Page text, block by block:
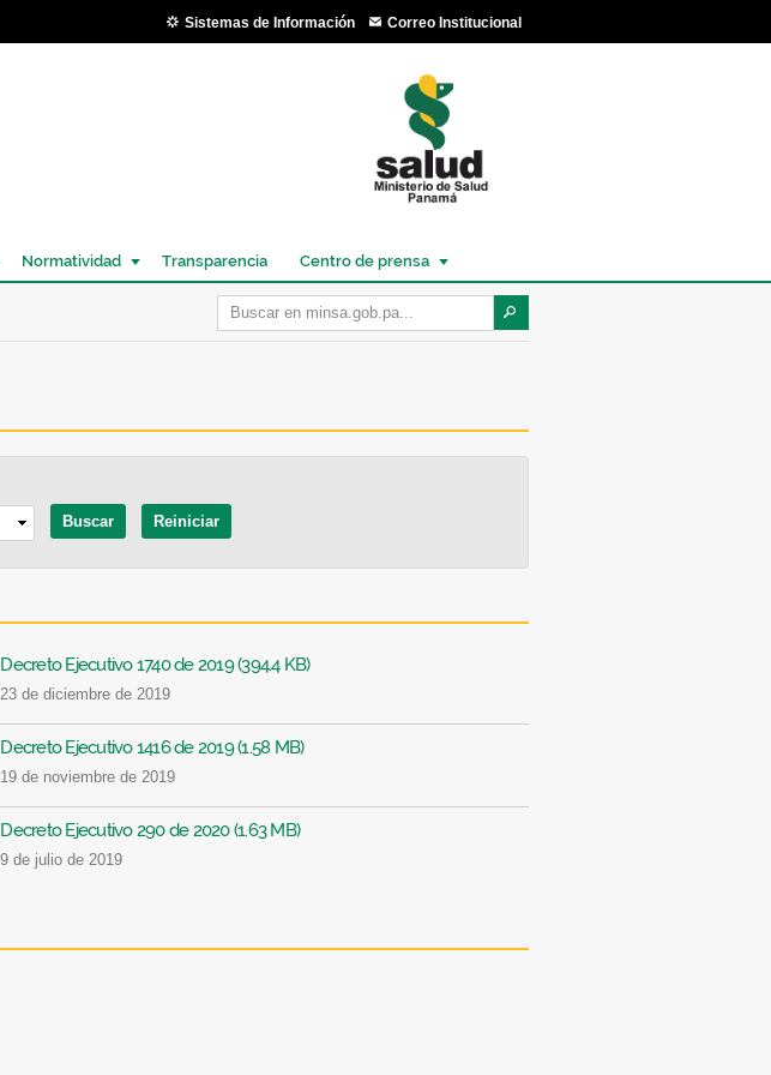
Sistemas de Información Correo Institucional
Normatividad Transparencia Centro de prensa
Decreto Ejecutivo 1740 de 2019 (394.4 KB)
23 de diciembre de 2019
Decreto Ejecutivo 1416 de 2019 (1.58 MB)
19 de noviembre de 2019
Decreto Ejecutivo 290 de 2020 (1.63 MB)
9 de julio de 2019